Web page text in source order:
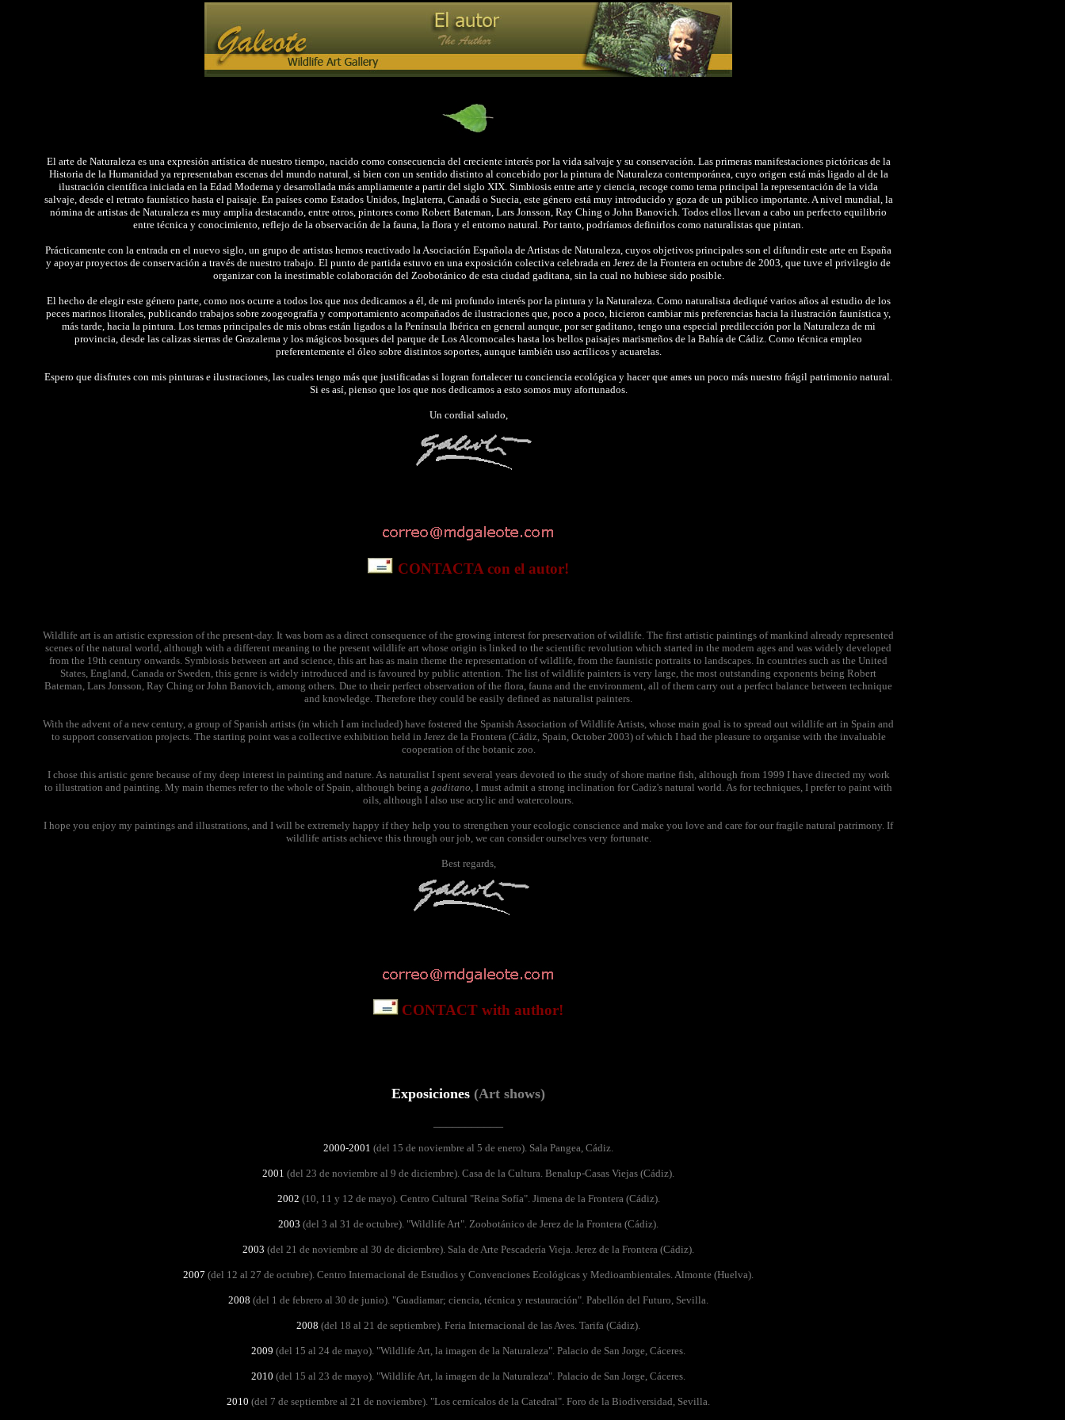
El arte de Naturaleza es una expresión artística de nuestro tiempo, nacido como consecuencia del creciente interés por la vida salvaje y su conservación. Las primeras manifestaciones pictóricas de la
Historia de la Humanidad ya representaban escenas del mundo natural, si bien con un sentido distinto al concebido por la pintura de Naturaleza contemporánea, cuyo origen está más ligado al de la
ilustración científica iniciada en la Edad Moderna y desarrollada más ampliamente a partir del siglo XIX. Simbiosis entre arte y ciencia, recoge como tema principal la representación de la vida
salvaje, desde el retrato faunístico hasta el paisaje. En países como Estados Unidos, Inglaterra, Canadá o Suecia, este género está muy introducido y goza de un público importante. A nivel mundial, la
nómina de artistas de Naturaleza es muy amplia destacando, entre otros, pintores como Robert Bateman, Lars Jonsson, Ray Ching o John Banovich. Todos ellos llevan a cabo un perfecto equilibrio
entre técnica y conocimiento, reflejo de la observación de la fauna, la flora y el entorno natural. Por tanto, podríamos definirlos como naturalistas que pintan.
Prácticamente con la entrada en el nuevo siglo, un grupo de artistas hemos reactivado la Asociación Española de Artistas de Naturaleza, cuyos objetivos principales son el difundir este arte en España
y apoyar proyectos de conservación a través de nuestro trabajo. El punto de partida estuvo en una exposición colectiva celebrada en Jerez de la Frontera en octubre de 2003, que tuve el privilegio de
organizar con la inestimable colaboración del Zoobotánico de esta ciudad gaditana, sin la cual no hubiese sido posible.
El hecho de elegir este género parte, como nos ocurre a todos los que nos dedicamos a él, de mi profundo interés por la pintura y la Naturaleza. Como naturalista dediqué varios años al estudio de los
peces marinos litorales, publicando trabajos sobre zoogeografía y comportamiento acompañados de ilustraciones que, poco a poco, hicieron cambiar mis preferencias hacia la ilustración faunística y,
más tarde, hacia la pintura. Los temas principales de mis obras están ligados a la Península Ibérica en general aunque, por ser gaditano, tengo una especial predilección por la Naturaleza de mi
provincia, desde las calizas sierras de Grazalema y los mágicos bosques del parque de Los Alcornocales hasta los bellos paisajes marismeños de la Bahía de Cádiz. Como técnica empleo
preferentemente el óleo sobre distintos soportes, aunque también uso acrílicos y acuarelas.
Espero que disfrutes con mis pinturas e ilustraciones, las cuales tengo más que justificadas si logran fortalecer tu conciencia ecológica y hacer que ames un poco más nuestro frágil patrimonio natural.
Si es así, pienso que los que nos dedicamos a esto somos muy afortunados.
Un cordial saludo,
CONTACTA con el autor!
Wildlife art is an artistic expression of the present-day. It was born as a direct consequence of the growing interest for preservation of wildlife. The first artistic paintings of mankind already represented
scenes of the natural world, although with a different meaning to the present wildlife art whose origin is linked to the scientific revolution which started in the modern ages and was widely developed
from the 19th century onwards. Symbiosis between art and science, this art has as main theme the representation of wildlife, from the faunistic portraits to landscapes. In countries such as the United
States, England, Canada or Sweden, this genre is widely introduced and is favoured by public attention. The list of wildlife painters is very large, the most outstanding exponents being Robert
Bateman, Lars Jonsson, Ray Ching or John Banovich, among others. Due to their perfect observation of the flora, fauna and the environment, all of them carry out a perfect balance between technique
and knowledge. Therefore they could be easily defined as naturalist painters.
With the advent of a new century, a group of Spanish artists (in which I am included) have fostered the Spanish Association of Wildlife Artists, whose main goal is to spread out wildlife art in Spain and
to support conservation projects. The starting point was a collective exhibition held in Jerez de la Frontera (Cádiz, Spain, October 2003) of which I had the pleasure to organise with the invaluable
cooperation of the botanic zoo.
I chose this artistic genre because of my deep interest in painting and nature. As naturalist I spent several years devoted to the study of shore marine fish, although from 1999 I have directed my work
to illustration and painting. My main themes refer to the whole of Spain, although being a gaditano, I must admit a strong inclination for Cadiz's natural world. As for techniques, I prefer to paint with
oils, although I also use acrylic and watercolours.
I hope you enjoy my paintings and illustrations, and I will be extremely happy if they help you to strengthen your ecologic conscience and make you love and care for our fragile natural patrimony. If
wildlife artists achieve this through our job, we can consider ourselves very fortunate.
Best regards,
CONTACT with author!
Exposiciones (Art shows)
2000-2001 (del 15 de noviembre al 5 de enero). Sala Pangea, Cádiz.
2001 (del 23 de noviembre al 9 de diciembre). Casa de la Cultura. Benalup-Casas Viejas (Cádiz).
2002 (10, 11 y 12 de mayo). Centro Cultural "Reina Sofía". Jimena de la Frontera (Cádiz).
2003 (del 3 al 31 de octubre). "Wildlife Art". Zoobotánico de Jerez de la Frontera (Cádiz).
2003 (del 21 de noviembre al 30 de diciembre). Sala de Arte Pescadería Vieja. Jerez de la Frontera (Cádiz).
2007 (del 12 al 27 de octubre). Centro Internacional de Estudios y Convenciones Ecológicas y Medioambientales. Almonte (Huelva).
2008 (del 1 de febrero al 30 de junio). "Guadiamar; ciencia, técnica y restauración". Pabellón del Futuro, Sevilla.
2008 (del 18 al 21 de septiembre). Feria Internacional de las Aves. Tarifa (Cádiz).
2009 (del 15 al 24 de mayo). "Wildlife Art, la imagen de la Naturaleza". Palacio de San Jorge, Cáceres.
2010 (del 15 al 23 de mayo). "Wildlife Art, la imagen de la Naturaleza". Palacio de San Jorge, Cáceres.
2010 (del 7 de septiembre al 21 de noviembre). "Los cernícalos de la Catedral". Foro de la Biodiversidad, Sevilla.